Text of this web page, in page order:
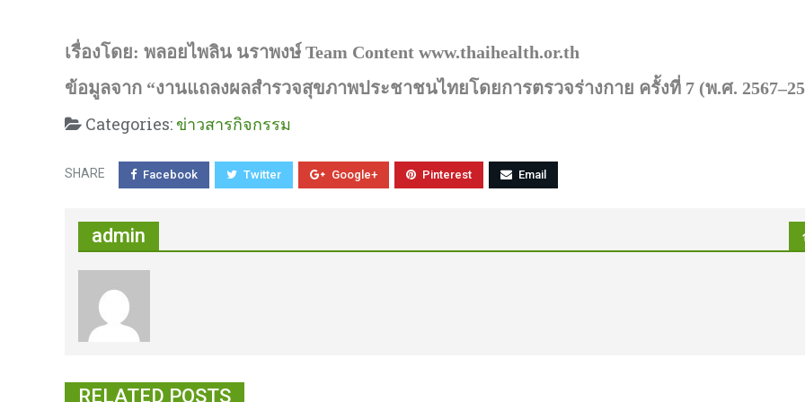
เรื่องโดย: พลอยไพลิน นราพงษ์ Team Content www.thaihealth.or.th
ข้อมูลจาก “งานแถลงผลสำรวจสุขภาพประชาชนไทยโดยการตรวจร่างกาย ครั้งที่ 7 (พ.ศ.
Categories: ข่าวสารกิจกรรม
SHARE Facebook Twitter Google+ Pinterest Email
admin
RELATED POSTS